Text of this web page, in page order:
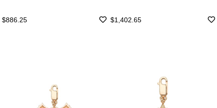
$886.25 $1,402.65